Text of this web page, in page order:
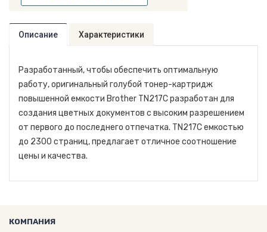
Описание Характеристики
Разработанный, чтобы обеспечить оптимальную
работу, оригинальный голубой тонер-картридж
повышенной емкости Brother TN217C разработан для
создания цветных документов с высоким разрешением
от первого до последнего отпечатка. TN217C емкостью
до 2300 страниц, предлагает отличное соотношение
цены и качества.
КОМПАНИЯ